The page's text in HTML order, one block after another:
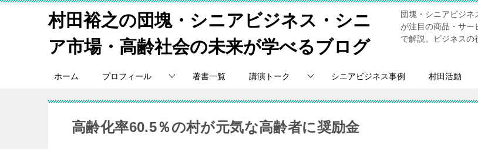
村田裕之の団塊・シニアビジネス・シニ
ア市場・高齢社会の未来が学べるブログ
団塊・シニアビジネ
が注目の商品・サー
で解説。ビジネスの
ホーム プロフィール 著書一覧 講演トーク シニアビジネス事例 村田活動
高齢化率60.5％の村が元気な高齢者に奨励金